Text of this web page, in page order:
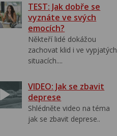
TEST: Jak dobře se
vyznáte ve svých
emocích?
Někteří lidé dokážou
zachovat klid i ve vypjatých
situacích....
VIDEO: Jak se zbavit
deprese
Shlédněte video na téma
jak se zbavit deprese..